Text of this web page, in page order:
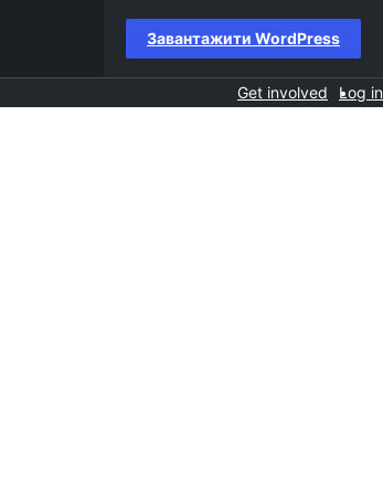
Завантажити WordPress
Get involved Log in